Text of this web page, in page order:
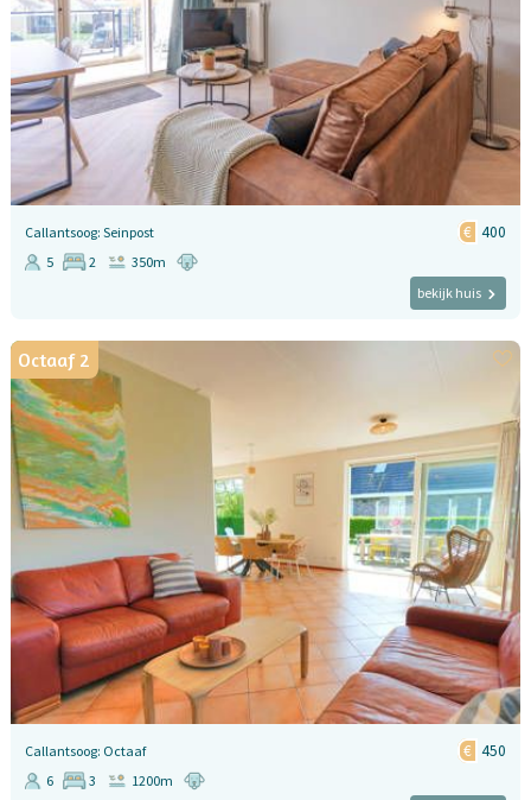
Callantsoog: Seinpost 400
5 2
350m
bekijk huis
Octaaf 2
Callantsoog: Octaaf 450
6 3
1200m